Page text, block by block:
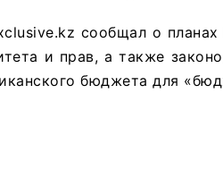
сообщал о планах
и прав, а также
бюджета для